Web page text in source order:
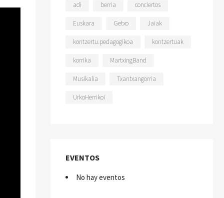
adi berria conciertos
Euskara Getxo Jaiak
kontzertu.pedagogikoa kontzertuak
korrika MartxingBand
Musikalia Txantxangorria
UrkoHerrikoi
EVENTOS
No hay eventos